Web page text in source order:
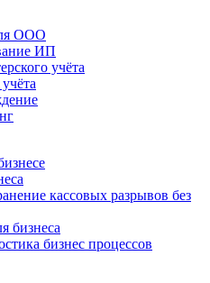
ООО
ИП
учёта
кассовых разрывов без
бизнеса
бизнес процессов